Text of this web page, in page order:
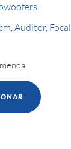
,Auditor, Focal